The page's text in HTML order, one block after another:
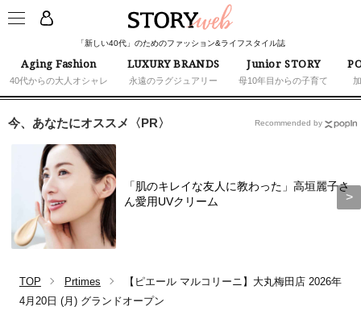
「新しい40代」のためのファッション&ライフスタイル誌
Aging Fashion
40代からの大人オシャレ
LUXURY BRANDS
永遠のラグジュアリー
Junior STORY
母10年目からの子育て
今、あなたにオススメ〈PR〉
「肌のキレイな友人に教わった」高垣麗子さ
ん愛用UVクリーム
Recommended by
TOP Prtimes
【ピエール マルコリーニ】大丸梅田店 2026年
4月20日 (月) グランドオープン